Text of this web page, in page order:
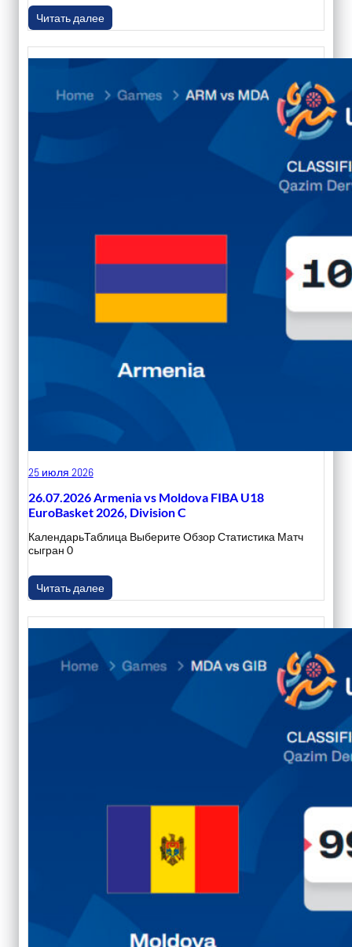
Читать далее
25 июля 2026
26.07.2026 Armenia vs Moldova FIBA U18
EuroBasket 2026, Division C
КалендарьТаблица Выберите Обзор Статистика Матч
сыгран 0
Читать далее